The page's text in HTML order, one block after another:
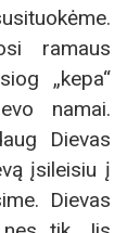
ramaus
„kepa“
namai.
Dievas
įsileisiu į
Dievas